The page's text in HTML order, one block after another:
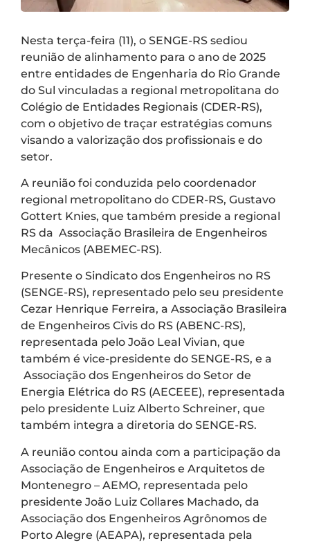
Nesta terça-feira (11), o SENGE-RS sediou
reunião de alinhamento para o ano de 2025
entre entidades de Engenharia do Rio Grande
do Sul vinculadas a regional metropolitana do
Colégio de Entidades Regionais (CDER-RS),
com o objetivo de traçar estratégias comuns
visando a valorização dos profissionais e do
setor.
A reunião foi conduzida pelo coordenador
regional metropolitano do CDER-RS, Gustavo
Gottert Knies, que também preside a regional
RS da Associação Brasileira de Engenheiros
Mecânicos (ABEMEC-RS).
Presente o Sindicato dos Engenheiros no RS
(SENGE-RS), representado pelo seu presidente
Cezar Henrique Ferreira, a Associação Brasileira
de Engenheiros Civis do RS (ABENC-RS),
representada pelo João Leal Vivian, que
também é vice-presidente do SENGE-RS, e a
Associação dos Engenheiros do Setor de
Energia Elétrica do RS (AECEEE), representada
pelo presidente Luiz Alberto Schreiner, que
também integra a diretoria do SENGE-RS.
A reunião contou ainda com a participação da
Associação de Engenheiros e Arquitetos de
Montenegro – AEMO, representada pelo
presidente João Luiz Collares Machado, da
Associação dos Engenheiros Agrônomos de
Porto Alegre (AEAPA), representada pela